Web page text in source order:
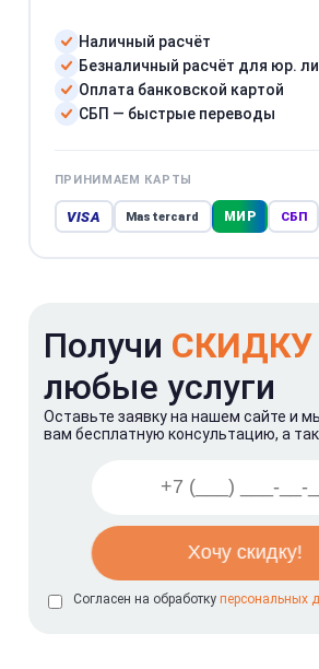
Наличный расчёт
Безналичный расчёт для юр.
Оплата банковской картой
СБП — быстрые переводы
ПРИНИМАЕМ КАРТЫ
VISA Mastercard МИР СБП
Получи СКИДКУ
любые услуги
Оставьте заявку на нашем сайте и
вам бесплатную консультацию, а
Согласен на обработку персональных